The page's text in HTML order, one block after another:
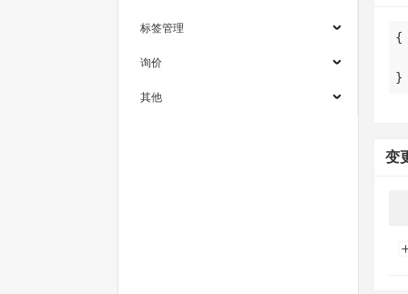
标签管理
询价
其他
}
变